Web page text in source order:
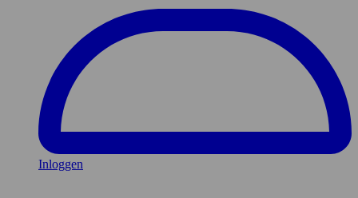
Inloggen